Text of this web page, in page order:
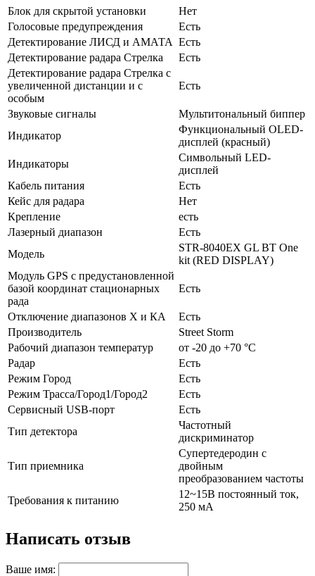
Блок для скрытой установки
Нет
Голосовые предупреждения
Есть
Детектирование ЛИСД и АМАТА Есть
Детектирование радара Стрелка
Есть
Детектирование радара Стрелка с
увеличенной дистанции и с
особым
Есть
Звуковые сигналы
Мультитональный биппер
Индикатор
Функциональный OLED-
дисплей (красный)
Индикаторы
Символьный LED-
дисплей
Кабель питания
Есть
Кейс для радара
Нет
Крепление
есть
Лазерный диапазон
Есть
Модель
STR-8040EX GL BT One
kit (RED DISPLAY)
Модуль GPS с предустановленной
базой координат стационарных
рада
Есть
Отключение диапазонов Х и КА
Есть
Производитель
Street Storm
Рабочий диапазон температур
от -20 до +70 °С
Радар
Есть
Режим Город
Есть
Режим Трасса/Город1/Город2
Есть
Сервисный USB-порт
Есть
Тип детектора
Частотный
дискриминатор
Тип приемника
Супертедеродин с
двойным
преобразованием частоты
Требования к питанию
12~15B постоянный ток,
250 мА
Написать отзыв
Ваше имя: